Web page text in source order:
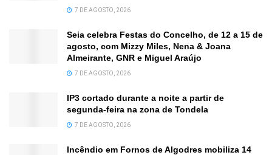
7 DE AGOSTO, 2026
Seia celebra Festas do Concelho, de 12 a 15 de
agosto, com Mizzy Miles, Nena & Joana
Almeirante, GNR e Miguel Araújo
7 DE AGOSTO, 2026
IP3 cortado durante a noite a partir de
segunda-feira na zona de Tondela
7 DE AGOSTO, 2026
Incêndio em Fornos de Algodres mobiliza 14